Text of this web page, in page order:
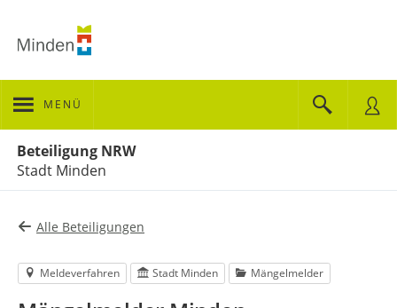
MENÜ
Beteiligung NRW
Stadt Minden
Alle Beteiligungen
Meldeverfahren Stadt Minden Mängelmelder